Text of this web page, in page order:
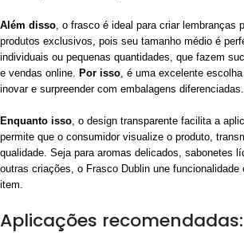
Além disso , o frasco é ideal para criar lembranças
produtos exclusivos, pois seu tamanho médio é
individuais ou pequenas quantidades, que fazem
e vendas online.
Por isso , é uma excelente
inovar e surpreender com embalagens diferenciadas.
Enquanto isso , o design transparente facilita a
permite que o consumidor visualize o produto,
qualidade. Seja para aromas delicados, sabonetes
outras criações, o Frasco Dublin une funcionalidade
item.
Aplicações recomendadas: